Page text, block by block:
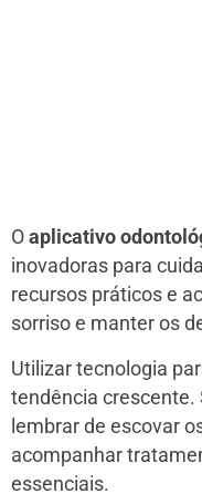
O aplicativo
inovadoras para
recursos práticos e
sorriso e manter os
Utilizar tecnologia
tendência crescente.
lembrar de escovar
acompanhar
essenciais.